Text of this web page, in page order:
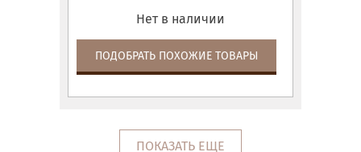
Нет в наличии
ПОДОБРАТЬ ПОХОЖИЕ ТОВАРЫ
ПОКАЗАТЬ ЕЩЕ